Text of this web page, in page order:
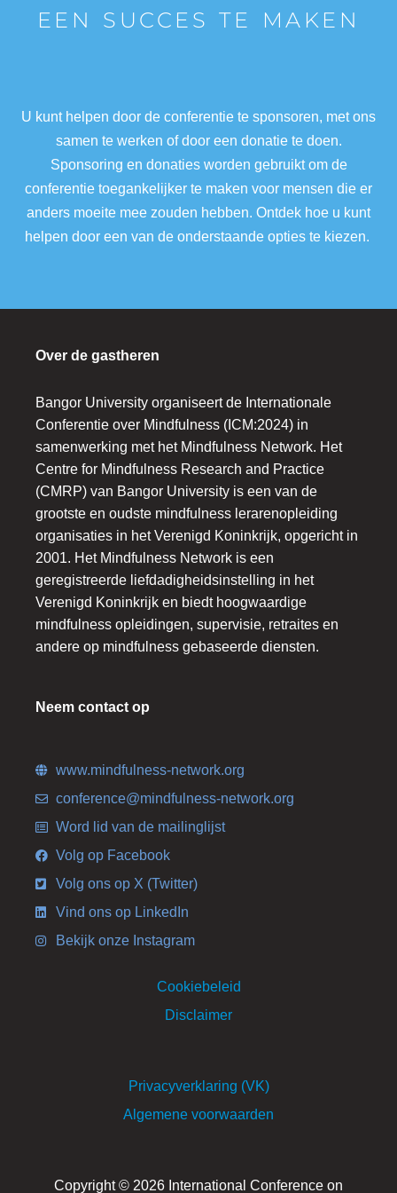
EEN SUCCES TE MAKEN
U kunt helpen door de conferentie te sponsoren, met ons
samen te werken of door een donatie te doen.
Sponsoring en donaties worden gebruikt om de
conferentie toegankelijker te maken voor mensen die er
anders moeite mee zouden hebben. Ontdek hoe u kunt
helpen door een van de onderstaande opties te kiezen.
Over de gastheren
Bangor University organiseert de Internationale
Conferentie over Mindfulness (ICM:2024) in
samenwerking met het Mindfulness Network. Het
Centre for Mindfulness Research and Practice
(CMRP) van Bangor University is een van de
grootste en oudste mindfulness lerarenopleiding
organisaties in het Verenigd Koninkrijk, opgericht in
2001. Het Mindfulness Network is een
geregistreerde liefdadigheidsinstelling in het
Verenigd Koninkrijk en biedt hoogwaardige
mindfulness opleidingen, supervisie, retraites en
andere op mindfulness gebaseerde diensten.
Neem contact op
www.mindfulness-network.org
conference@mindfulness-network.org
Word lid van de mailinglijst
Volg op Facebook
Volg ons op X (Twitter)
Vind ons op LinkedIn
Bekijk onze Instagram
Cookiebeleid
Disclaimer
Privacyverklaring (VK)
Algemene voorwaarden
Copyright © 2026 International Conference on